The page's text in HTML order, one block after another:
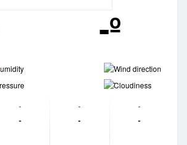
-º
-
-
-
-
-
-
-
-